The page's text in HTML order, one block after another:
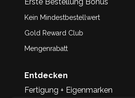
Kein Mindestbestellwert
Gold Reward Club
Mengenrabatt
Entdecken
Fertigung + Eigenmarken